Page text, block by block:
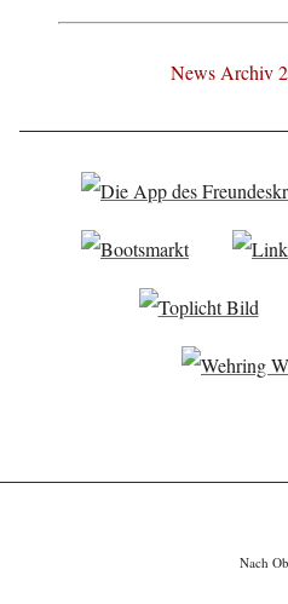
News Archiv
Nach